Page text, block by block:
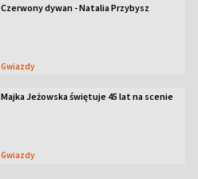
Czerwony dywan - Natalia Przybysz
Gwiazdy
Majka Jeżowska świętuje 45 lat na scenie
Gwiazdy